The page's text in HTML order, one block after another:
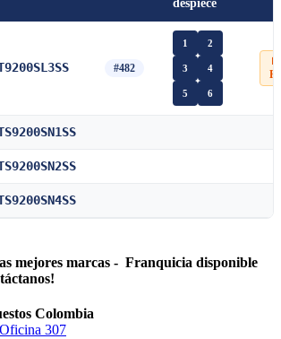
despiece
#482
1 2
3 4
5 6
📄
mejores marcas - Franquicia disponible
Colombia
307